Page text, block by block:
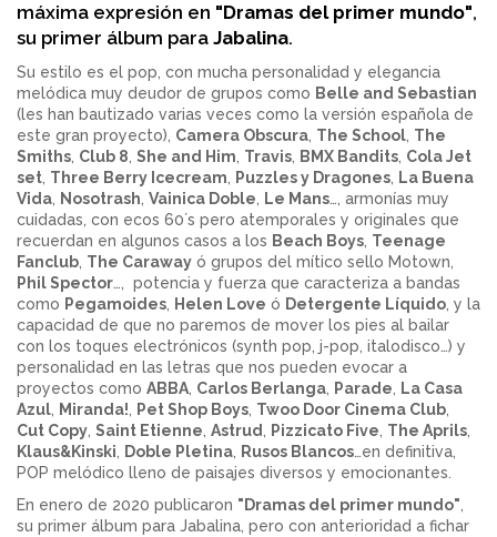
máxima expresión en "Dramas del primer mundo",
su primer álbum para Jabalina.
Su estilo es el pop, con mucha personalidad y elegancia
melódica muy deudor de grupos como Belle and Sebastian
(les han bautizado varias veces como la versión española de
este gran proyecto), Camera Obscura The School The
Smiths Club 8 She and Him Travis BMX Bandits Cola Jet
set Three Berry Icecream Puzzles y Dragones
La Buena
Vida
Nosotrash Vainica Doble Le Mans …, armonías muy
cuidadas, con ecos 60´s pero atemporales y originales que
recuerdan en algunos casos a los Beach Boys Teenage
Fanclub The Caraway ó grupos del mítico sello Motown,
Phil Spector …, potencia y fuerza que caracteriza a bandas
como Pegamoides Helen Love ó Detergente Líquido , y la
capacidad de que no paremos de mover los pies al bailar
con los toques electrónicos (synth pop, j-pop, italodisco…) y
personalidad en las letras que nos pueden evocar a
proyectos como ABBA Carlos Berlanga Parade
La Casa
Azul
Miranda! Pet Shop Boys Twoo Door Cinema Club
Cut Copy Saint Etienne Astrud Pizzicato Five The Aprils
Klaus&Kinski
Doble Pletina Rusos Blancos …en definitiva,
POP melódico lleno de paisajes diversos y emocionantes.
En enero de 2020 publicaron "Dramas del primer mundo"
su primer álbum para Jabalina, pero con anterioridad a fichar